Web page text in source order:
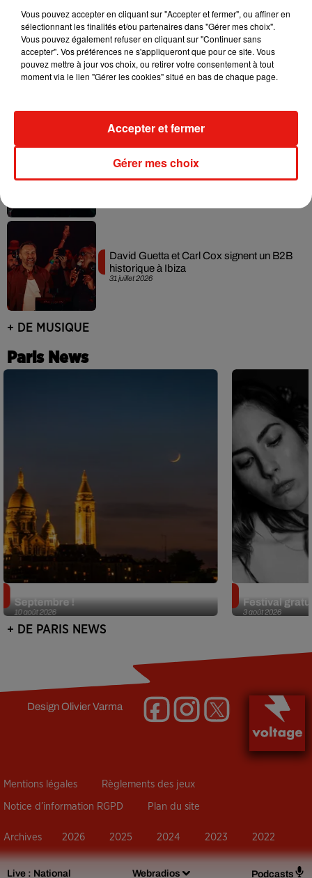
Live : National Webradios Podcasts
Fred again.. et Latin Mafia dévoilent enfin
leur mixtape créée en...
Swedish House Mafia et Lykke Li
31 juillet 2026
David Guetta et Carl Cox signent un B2B
historique à Ibiza
+ DE MUSIQUE
Paris News
10 août 2026
Septembre !
3 août 2026
Festival
+ DE PARIS NEWS
DesignOlivier Varma
Mentions légales Règlements des jeux
Notice d’information RGPD Plan du site
Archives 2026 2025 2024 2023 2022
Vous pouvez accepter en cliquant sur "Accepter et fermer", ou affiner en
sélectionnant les finalités et/ou partenaires dans "Gérer mes choix".
Vous pouvez également refuser en cliquant sur "Continuer sans
accepter". Vos préférences ne s'appliqueront que pour ce site. Vous
pouvez mettre à jour vos choix, ou retirer votre consentement à tout
moment via le lien "Gérer les cookies" situé en bas de chaque page.
Gérer mes choix
Accepter et fermer